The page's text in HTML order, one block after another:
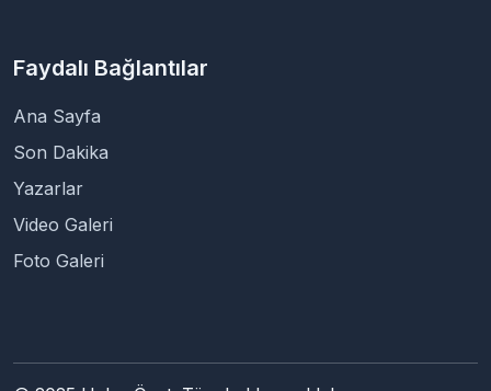
Faydalı Bağlantılar
Ana Sayfa
Son Dakika
Yazarlar
Video Galeri
Foto Galeri